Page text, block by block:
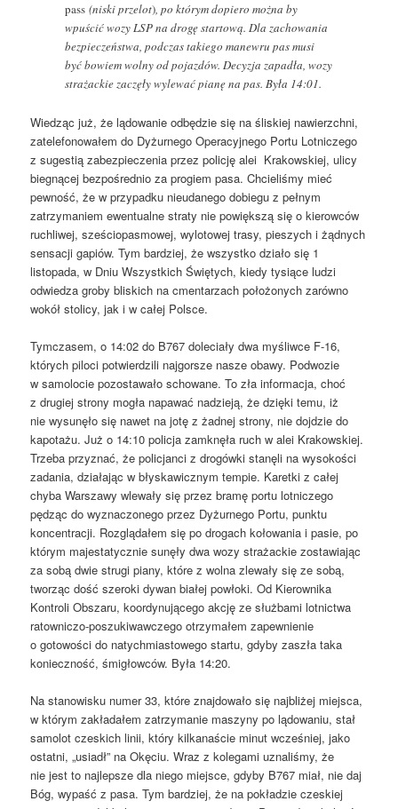
pass(niski przelot), po którym dopiero można by
wpuścić wozy LSP na drogę startową. Dla zachowania
bezpieczeństwa, podczas takiego manewru pas musi
być bowiem wolny od pojazdów. Decyzja zapadła, wozy
strażackie zaczęły wylewać pianę na pas. Była 14:01.
Wiedząc już, że lądowanie odbędzie się na śliskiej nawierzchni,
zatelefonowałem do Dyżurnego Operacyjnego Portu Lotniczego
z sugestią zabezpieczenia przez policję alei Krakowskiej, ulicy
biegnącej bezpośrednio za progiem pasa. Chcieliśmy mieć
pewność, że w przypadku nieudanego dobiegu z pełnym
zatrzymaniem ewentualne straty nie powiększą się o kierowców
ruchliwej, sześciopasmowej, wylotowej trasy, pieszych i żądnych
sensacji gapiów. Tym bardziej, że wszystko działo się 1
listopada, w Dniu Wszystkich Świętych, kiedy tysiące ludzi
odwiedza groby bliskich na cmentarzach położonych zarówno
wokół stolicy, jak i w całej Polsce.
Tymczasem, o 14:02 do B767 doleciały dwa myśliwce F-16,
których piloci potwierdzili najgorsze nasze obawy. Podwozie
w samolocie pozostawało schowane. To zła informacja, choć
z drugiej strony mogła napawać nadzieją, że dzięki temu, iż
nie wysunęło się nawet na jotę z żadnej strony, nie dojdzie do
kapotażu. Już o 14:10 policja zamknęła ruch w alei Krakowskiej.
Trzeba przyznać, że policjanci z drogówki stanęli na wysokości
zadania, działając w błyskawicznym tempie. Karetki z całej
chyba Warszawy wlewały się przez bramę portu lotniczego
pędząc do wyznaczonego przez Dyżurnego Portu, punktu
koncentracji. Rozglądałem się po drogach kołowania i pasie, po
którym majestatycznie sunęły dwa wozy strażackie zostawiając
za sobą dwie strugi piany, które z wolna zlewały się ze sobą,
tworząc dość szeroki dywan białej powłoki. Od Kierownika
Kontroli Obszaru, koordynującego akcję ze służbami lotnictwa
ratowniczo-poszukiwawczego otrzymałem zapewnienie
o gotowości do natychmiastowego startu, gdyby zaszła taka
konieczność, śmigłowców. Była 14:20.
Na stanowisku numer 33, które znajdowało się najbliżej miejsca,
w którym zakładałem zatrzymanie maszyny po lądowaniu, stał
samolot czeskich linii, który kilkanaście minut wcześniej, jako
ostatni, „usiadł” na Okęciu. Wraz z kolegami uznaliśmy, że
nie jest to najlepsze dla niego miejsce, gdyby B767 miał, nie daj
Bóg, wypaść z pasa. Tym bardziej, że na pokładzie czeskiej